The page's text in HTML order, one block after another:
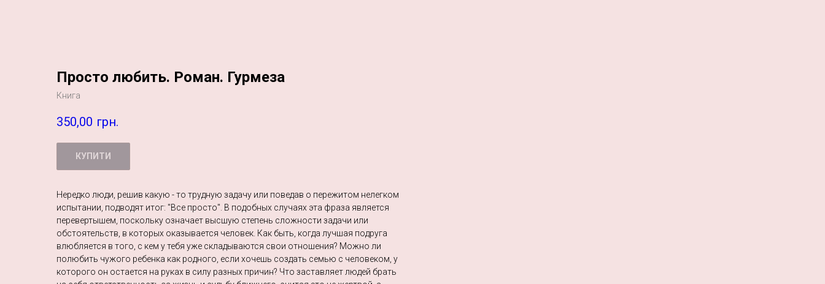
Просто любить. Роман. Гурмеза
Книга
350,00 грн.
КУПИТИ
Нередко люди, решив какую - то трудную задачу или поведав о пережитом нелегком
испытании, подводят итог: "Все просто". В подобных случаях эта фраза является
перевертышем, поскольку означает высшую степень сложности задачи или
обстоятельств, в которых оказывается человек. Как быть, когда лучшая подруга
влюбляется в того, с кем у тебя уже складываются свои отношения? Можно ли
полюбить чужого ребенка как родного, если хочешь создать семью с человеком, у
которого он остается на руках в силу разных причин? Что заставляет людей брать